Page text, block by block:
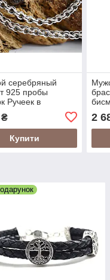
серебряный
925 пробы
Ручеек в
Купити
2